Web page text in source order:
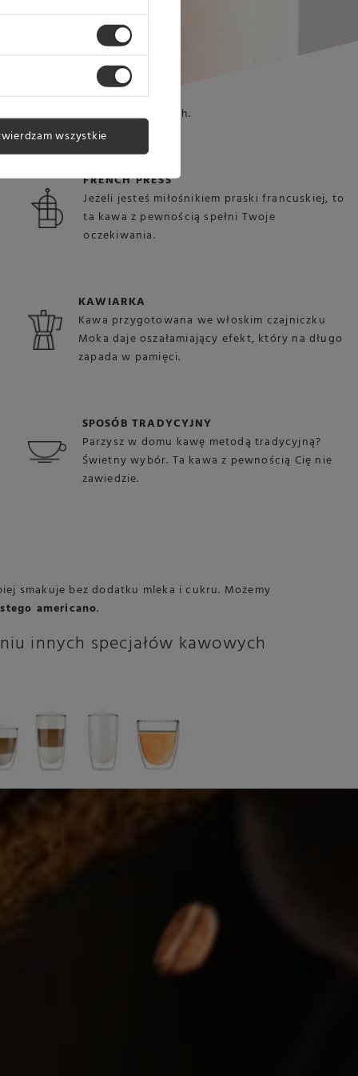
w ekspresach ciśnieniowych.
FRENCH PRESS
Jeżeli jesteś miłośnikiem praski francuskiej, to
ta kawa z pewnością spełni Twoje
oczekiwania.
KAWIARKA
Kawa przygotowana we włoskim czajniczku
Moka daje oszałamiający efekt, który na długo
zapada w pamięci.
SPOSÓB TRADYCYJNY
Parzysz w domu kawę metodą tradycyjną?
Świetny wybór. Ta kawa z pewnością Cię nie
zawiedzie.
smakuje bez dodatku mleka i cukru. Możemy
americano.
innych specjałów kawowych
wszystkie